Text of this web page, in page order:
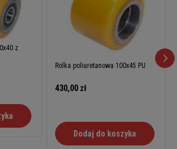
z
Rolka poliuretanowa 100x45 PU
430,00 zł
Dodaj do koszyka